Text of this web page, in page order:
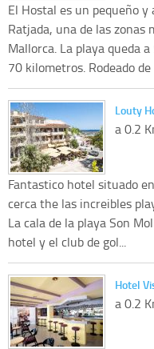
El Hostal es un pequeño y
Ratjada, una de las zonas
Mallorca. La playa queda
70 kilometros. Rodeado
Louty
a 0.2
Fantastico hotel situado
cerca the las increibles
La cala de la playa Son
hotel y el club de gol...
Hotel
a 0.2